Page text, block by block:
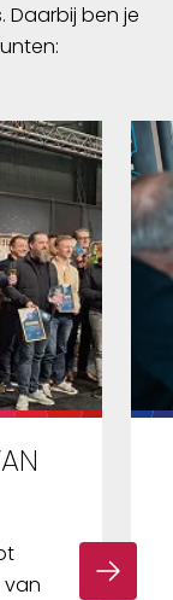
Daarbij ben je
van